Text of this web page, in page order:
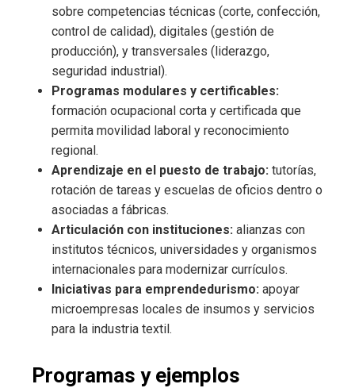
sobre competencias técnicas (corte, confección,
control de calidad), digitales (gestión de
producción), y transversales (liderazgo,
seguridad industrial).
Programas modulares y certificables:
formación ocupacional corta y certificada que
permita movilidad laboral y reconocimiento
regional.
Aprendizaje en el puesto de trabajo: tutorías,
rotación de tareas y escuelas de oficios dentro o
asociadas a fábricas.
Articulación con instituciones: alianzas con
institutos técnicos, universidades y organismos
internacionales para modernizar currículos.
Iniciativas para emprendedurismo: apoyar
microempresas locales de insumos y servicios
para la industria textil.
Programas y ejemplos